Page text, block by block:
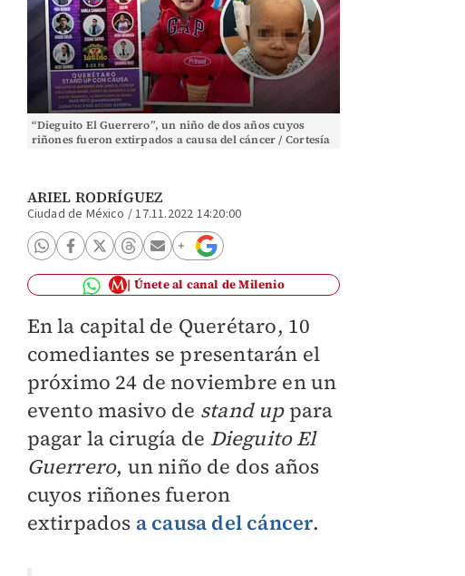
“Dieguito El Guerrero”, un niño de dos años cuyos
riñones fueron extirpados a causa del cáncer / Cortesía
ARIEL RODRÍGUEZ
Ciudad de México /17.11.2022 14:20:00
Únete al canal de Milenio
En la capital de Querétaro, 10
comediantes se presentarán el
próximo 24 de noviembre en un
evento masivo de stand uppara
pagar la cirugía de Dieguito El
Guerrero, un niño de dos años
cuyos riñones fueron
extirpados a causa del cáncer.